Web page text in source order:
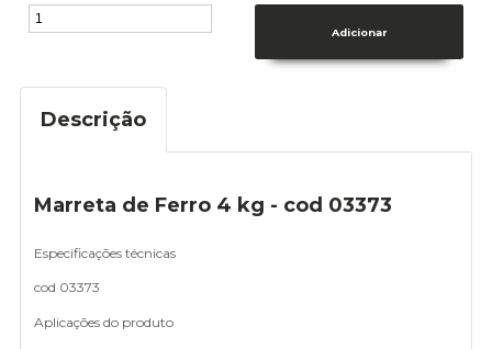
Descrição
Marreta de Ferro 4 kg - cod 03373
Especificações técnicas
cod 03373
Aplicações do produto